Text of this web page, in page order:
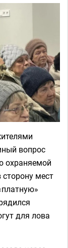
вопрос
охраняемой
мест
для лова